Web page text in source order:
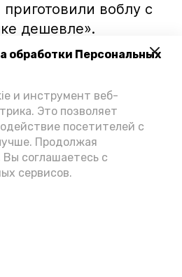
обработки Персональных
и инструмент веб-
Это позволяет
посетителей с
Продолжая
Вы соглашаетесь с
сервисов.
воблу с
дешевле».